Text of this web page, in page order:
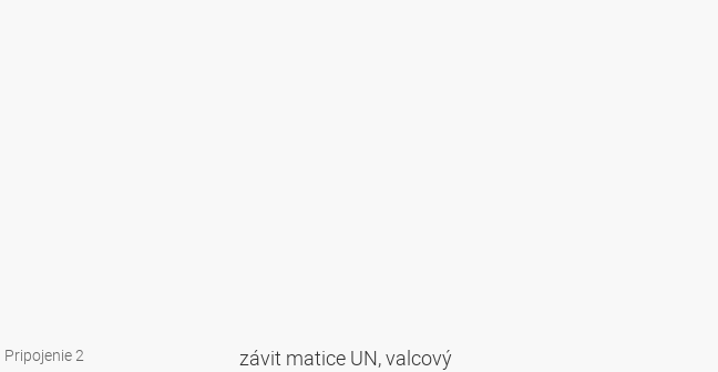
Pripojenie 2 závit matice UN, valcový